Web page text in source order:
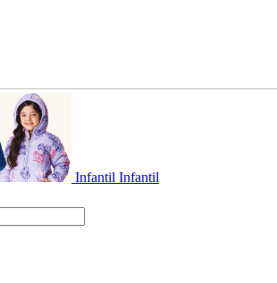
Infantil Infantil